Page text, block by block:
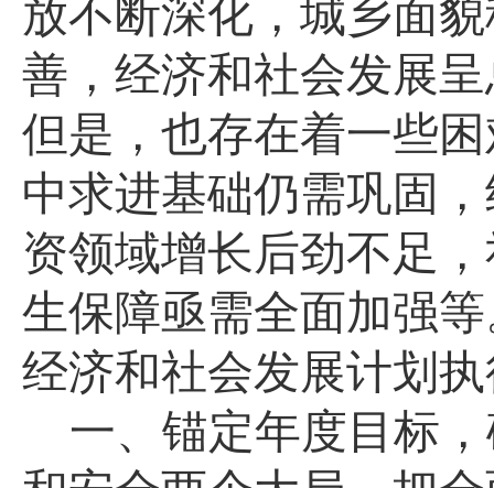
放不断深化，城乡面
善，经济和社会发展
但是，也存在着一些
中求进基础仍需巩固
资领域增长后劲不足
生保障亟需全面加强
经济和社会发展计划
一、锚定年度目标